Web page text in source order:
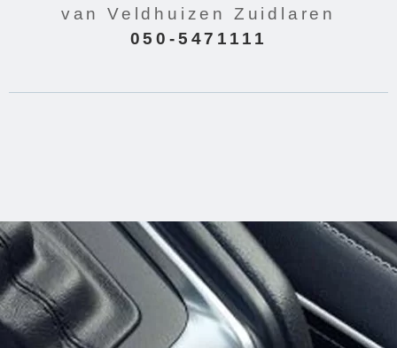
van Veldhuizen Zuidlaren
050-5471111